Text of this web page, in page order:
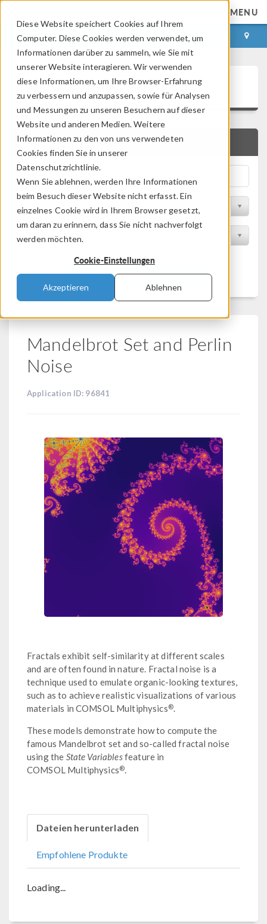
Diese Website speichert Cookies auf Ihrem
Computer. Diese Cookies werden verwendet, um
Informationen darüber zu sammeln, wie Sie mit
unserer Website interagieren. Wir verwenden
diese Informationen, um Ihre Browser-Erfahrung
zu verbessern und anzupassen, sowie für Analysen
und Messungen zu unseren Besuchern auf dieser
Website und anderen Medien. Weitere
Informationen zu den von uns verwendeten
Cookies finden Sie in unserer
Datenschutzrichtlinie.
Wenn Sie ablehnen, werden Ihre Informationen
beim Besuch dieser Website nicht erfasst. Ein
einzelnes Cookie wird in Ihrem Browser gesetzt,
um daran zu erinnern, dass Sie nicht nachverfolgt
werden möchten.
Cookie-Einstellungen
Akzeptieren Ablehnen
MENU
ANMELDEN KONTAKT
Application Gallery
SCHNELLSUCHE
Nach Themenbereich filtern
Nach Produkt filtern
Filtern
Mandelbrot Set and Perlin
Noise
Application ID: 96841
Fractals exhibit self-similarity at different scales
and are often found in nature. Fractal noise is a
technique used to emulate organic-looking textures,
such as to achieve realistic visualizations of various
materials in COMSOL Multiphysics®.
These models demonstrate how to compute the
famous Mandelbrot set and so-called fractal noise
using the State Variablesfeature in
COMSOL Multiphysics®.
Dateien herunterladen
Empfohlene Produkte
Loading...